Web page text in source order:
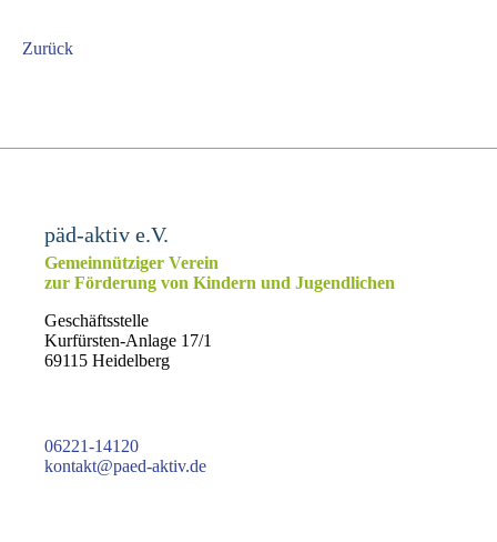
Zurück
päd-aktiv e.V.
Gemeinnütziger Verein
zur Förderung von Kindern und Jugendlichen
Geschäftsstelle
Kurfürsten-Anlage 17/1
69115 Heidelberg
06221-14120
kontakt@paed-aktiv.de